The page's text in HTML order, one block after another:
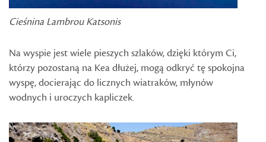
Cieśnina Lambrou Katsonis
Na wyspie jest wiele pieszych szlaków, dzięki którym Ci,
którzy pozostaną na Kea dłużej, mogą odkryć tę spokojna
wyspę, docierając do licznych wiatraków, młynów
wodnych i uroczych kapliczek.